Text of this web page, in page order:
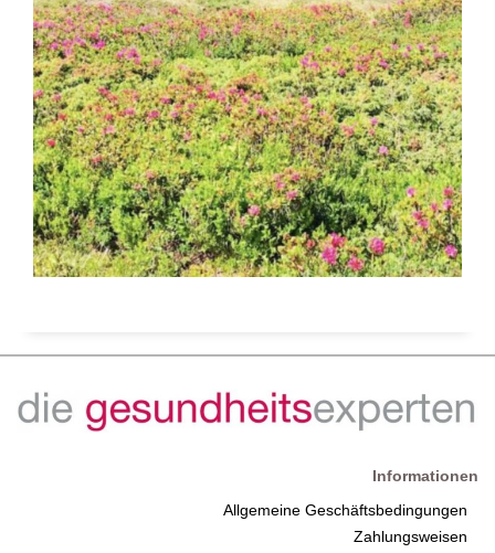
Informationen
Allgemeine Geschäftsbedingungen
Zahlungsweisen